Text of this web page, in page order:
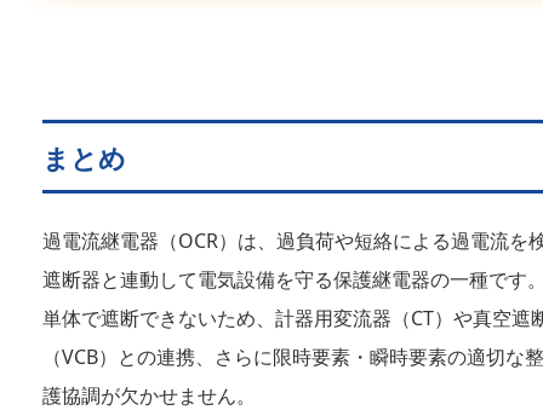
まとめ
過電流継電器（OCR）は、過負荷や短絡による過電流を
遮断器と連動して電気設備を守る保護継電器の一種です
単体で遮断できないため、計器用変流器（CT）や真空遮
（VCB）との連携、さらに限時要素・瞬時要素の適切な
護協調が欠かせません。